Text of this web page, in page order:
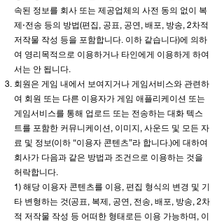
속된 정보를 회사 또는 제공업체의 사전 동의 없이 복
제⋅전송 등의 방법(편집, 공표, 공연, 배포, 방송, 2차적
저작물 작성 등을 포함합니다. 이하 같습니다)에 의하
여 영리목적으로 이용하거나 타인에게 이용하게 하여
서는 안 됩니다.
회원은 게임 내에서 보여지거나 게임서비스와 관련하
여 회원 또는 다른 이용자가 게임 애플리케이션 또는
게임서비스를 통해 업로드 또는 전송하는 대화 텍스
트를 포함한 커뮤니케이션, 이미지, 사운드 및 모든 자
료 및 정보(이하 “이용자 콘텐츠”라 합니다.)에 대하여
회사가 다음과 같은 방법과 조건으로 이용하는 것을
허락합니다.
1) 해당 이용자 콘텐츠를 이용, 편집 형식의 변경 및 기
타 변형하는 것(공표, 복제, 공연, 전송, 배포, 방송, 2차
적 저작물 작성 등 어떠한 형태로든 이용 가능하며, 이